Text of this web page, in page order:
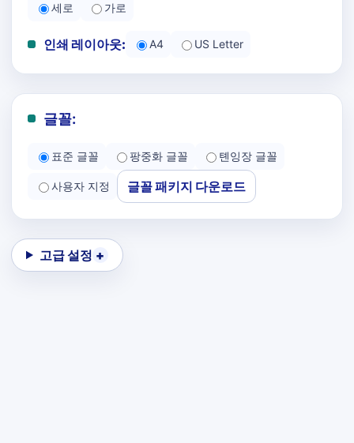
세로 가로
인쇄 레이아웃: A4 US Letter
글꼴:
표준 글꼴 팡중화 글꼴 톈잉장 글꼴
사용자 지정 글꼴 패키지 다운로드
고급 설정